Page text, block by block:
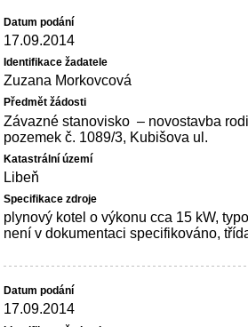
17.09.2014
Zuzana Morkovcová
Závazné stanovisko – novostavba
pozemek č. 1089/3, Kubišova ul.
Libeň
plynový kotel o výkonu cca 15 kW,
není v dokumentaci specifikováno,
17.09.2014